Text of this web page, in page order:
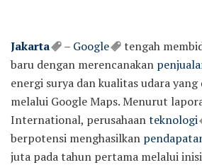
Jakarta – Google
tengah
baru dengan merencanakan
energi surya dan kualitas udara
melalui Google Maps. Menurut
International, perusahaanteknologi
berpotensi menghasilkan
juta pada tahun pertama melalui